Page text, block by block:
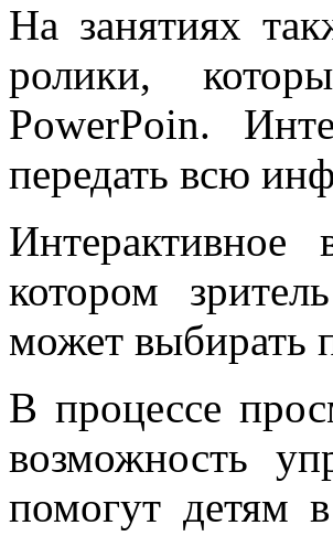
На занятиях
ролики,
PowerPoin.
передать всю
котором
может выбирать
В процессе
возможность
помогут детям